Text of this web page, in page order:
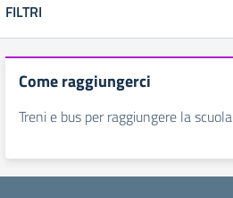
FILTRI
Come raggiungerci
Treni e bus per raggiungere la scuola